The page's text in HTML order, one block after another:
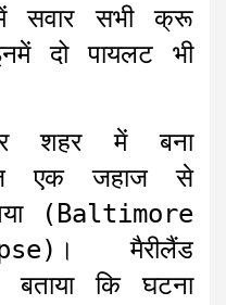
सवार सभी क्रू
दो पायलट भी
शहर में बना
एक जहाज से
(Baltimore
मैरीलैंड
बताया कि घटना